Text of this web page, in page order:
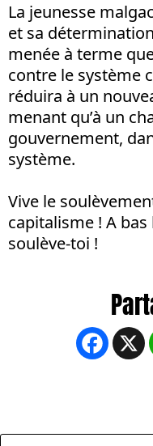
La jeunesse
et sa
menée à terme
contre le système
réduira à un
menant qu’à un
gouvernement,
système.
Vive le
capitalisme ! A bas
soulève-toi !